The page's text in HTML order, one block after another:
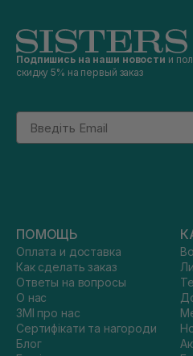
Подпишись на наши новости и
скидку 5% на первый заказ
Email
ПОМОЩЬ
Оплата и доставка
Как сделать заказ
Ответы на вопросы
О нас
ЗМІ про нас
Сертифікати та нагороди
Блог